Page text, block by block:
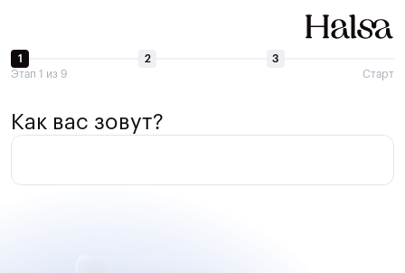
1 2
3
Этап 1 из 9
Старт
Как вас зовут?